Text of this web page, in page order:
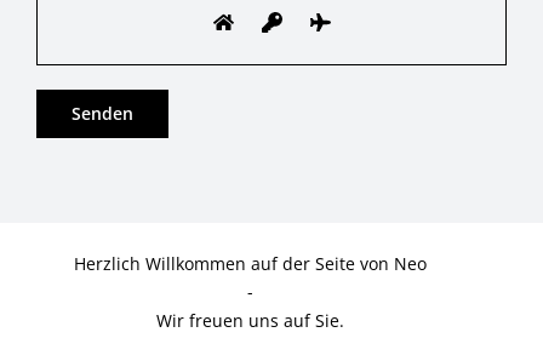
Herzlich Willkommen auf der Seite von Neo
-
Wir freuen uns auf Sie.